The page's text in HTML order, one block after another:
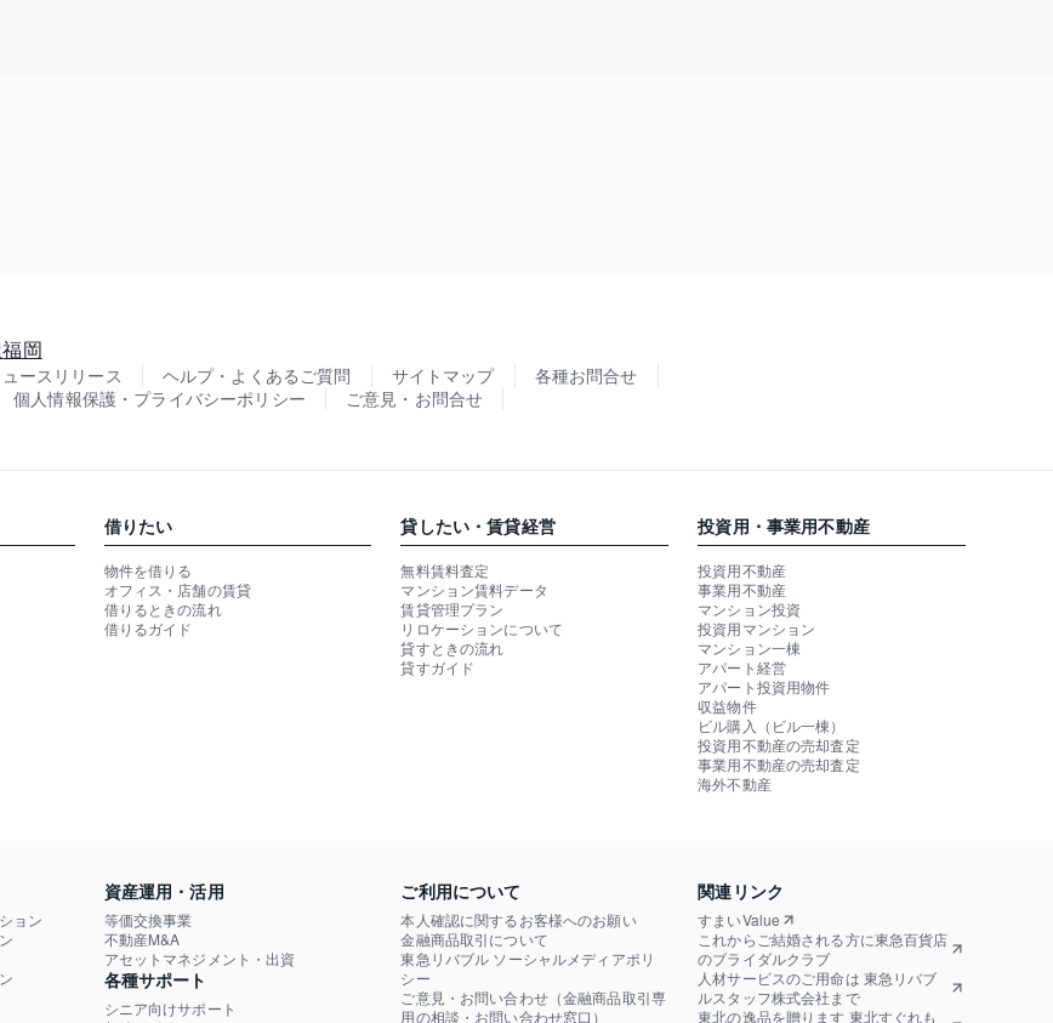
福岡
ースリリース ヘルプ・よくあるご質問 サイトマップ
各種お問合せ
個人情報保護・プライバシーポリシー ご意見・お問合せ
借りたい
物件を借りる
オフィス・店舗の賃貸
借りるときの流れ
借りるガイド
貸したい・賃貸経営
無料賃料査定
マンション賃料データ
賃貸管理プラン
リロケーションについて
貸すときの流れ
貸すガイド
投資用・事業用不動産
投資用不動産
事業用不動産
マンション投資
投資用マンション
マンション一棟
アパート経営
アパート投資用物件
収益物件
ビル購入（ビル一棟）
投資用不動産の売却査定
事業用不動産の売却査定
海外不動産
ョン
資産運用・活用
等価交換事業
不動産M&A
アセットマネジメント・出資
各種サポート
シニア向けサポート
ご利用について
本人確認に関するお客様へのお願い
金融商品取引について
東急リバブル ソーシャルメディアポリ
シー
ご意見・お問い合わせ（金融商品取引専
用の相談・お問い合わせ窓口）
関連リンク
すまいValue
これからご結婚される方に東急百貨店
のブライダルクラブ
人材サービスのご用命は 東急リバブ
ルスタッフ株式会社まで
東北の逸品を贈ります 東北すぐれも